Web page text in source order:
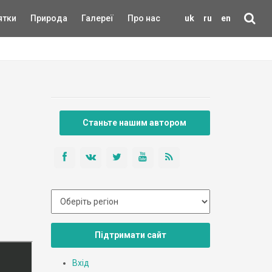
uk ru en
Природа Галереї Про нас
Станьте нашим автором
Підтримати сайт
Вхід